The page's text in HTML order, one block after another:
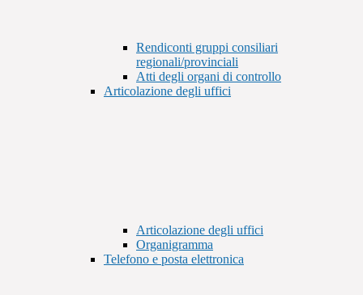
Rendiconti gruppi consiliari
regionali/provinciali
Atti degli organi di controllo
Articolazione degli uffici
Articolazione degli uffici
Organigramma
Telefono e posta elettronica